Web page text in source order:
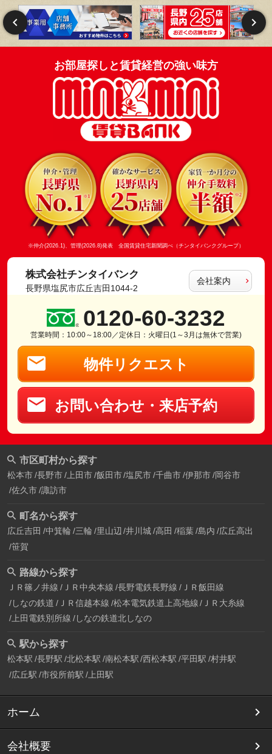
お部屋探しと賃貸経営の強い味方
※仲介(2026.1)、管理(2026.8)発表 全国賃貸住宅新聞調べ（チンタイバンクグループ）
株式会社チンタイバンク
長野県塩尻市広丘吉田1044-2
会社案内
0120-60-3232
営業時間：10:00～18:00／定休日：火曜日(1～3月は無休で営業)
物件リクエスト
お問い合わせ・来店予約
市区町村から探す
松本市 長野市 上田市 飯田市 塩尻市 千曲市 伊那市 岡谷市
佐久市 諏訪市
町名から探す
広丘吉田 中箕輪 三輪 里山辺 井川城 高田 稲葉 島内 広丘高出
笹賀
路線から探す
ＪＲ篠ノ井線 ＪＲ中央本線 長野電鉄長野線 ＪＲ飯田線
しなの鉄道 ＪＲ信越本線 松本電気鉄道上高地線
ＪＲ大糸線
上田電鉄別所線 しなの鉄道北しなの
駅から探す
松本駅 長野駅 北松本駅 南松本駅 西松本駅 平田駅 村井駅
広丘駅 市役所前駅 上田駅
ホーム
会社概要